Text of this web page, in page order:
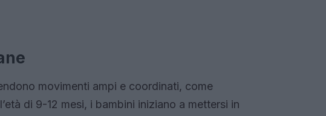
movimenti ampi e coordinati, come
di 9-12 mesi, i bambini iniziano a mettersi in